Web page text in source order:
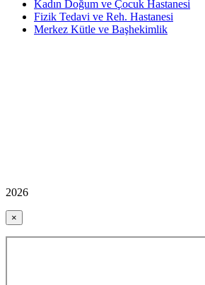
Kadın Doğum ve Çocuk Hastanesi
Fizik Tedavi ve Reh. Hastanesi
Merkez Kütle ve Başhekimlik
2026
×